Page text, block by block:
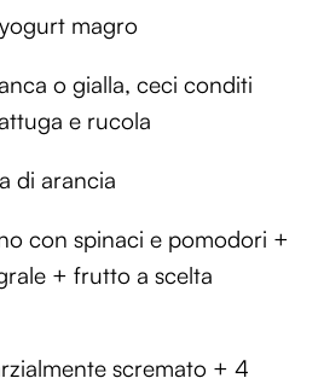
magro
o gialla, ceci conditi
e rucola
di arancia
con spinaci e pomodori +
+ frutto a scelta
scremato + 4